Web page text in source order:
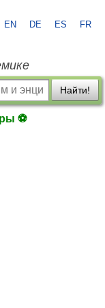
EN DE ES FR
Найти!
⚽